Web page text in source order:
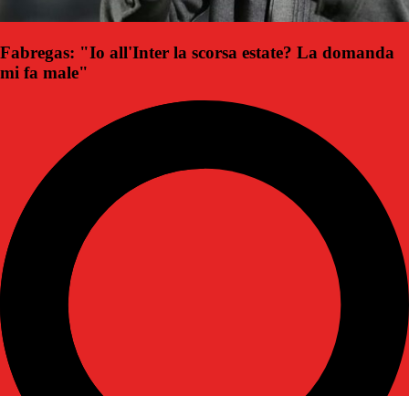
Fabregas: "Io all'Inter la scorsa estate? La domanda
mi fa male"